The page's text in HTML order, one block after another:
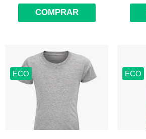
COMPRAR
ECO ECO